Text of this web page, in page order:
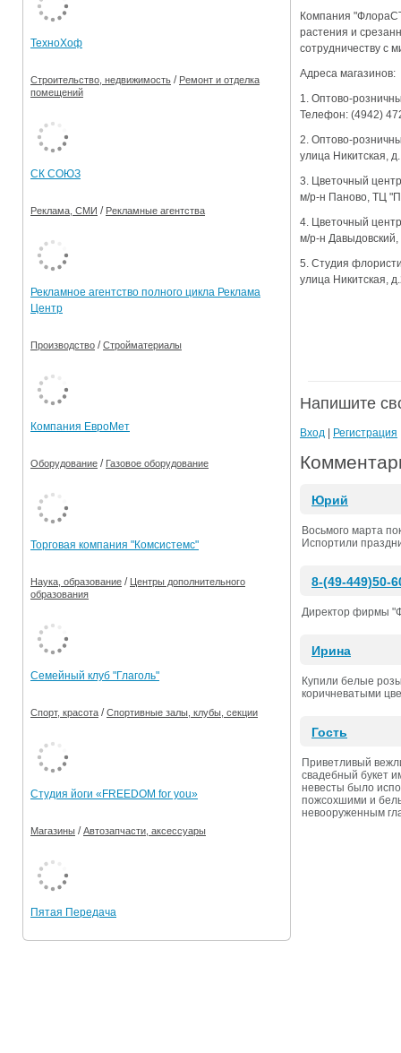
Ограничения движения транспорта на майские
Электронные транспортные карты
Компания
растения и
сотрудничеству с
Адреса магазинов:
1. Оптово-
Телефон: (4942)
2. Оптово-
улица Никитская,
3. Цветочный
м/р-н Паново, ТЦ
4. Цветочный
м/р-н
5. Студия
улица Никитская,
Напишите
Вход Регистрация
Юрий
Восьмого марта
Испортили
8-(49-449)50-
Директор фирмы
Ирина
Купили белые
коричневатыми
Гость
Приветливый
свадебный букет
невесты было
пожсохшими и
невооруженным
ТехноХоф
Строительство, недвижимость / Ремонт и отделка
помещений
СК СОЮЗ
Реклама, СМИ / Рекламные агентства
Рекламное агентство полного цикла Реклама
Центр
Производство /Стройматериалы
Компания ЕвроМет
Оборудование / Газовое оборудование
Торговая компания "Комсистемс"
Наука, образование / Центры дополнительного
образования
Семейный клуб "Глаголь"
Спорт, красота /Спортивные залы, клубы, секции
Студия йоги «FREEDOM for you»
Магазины /Автозапчасти, аксессуары
Пятая Передача